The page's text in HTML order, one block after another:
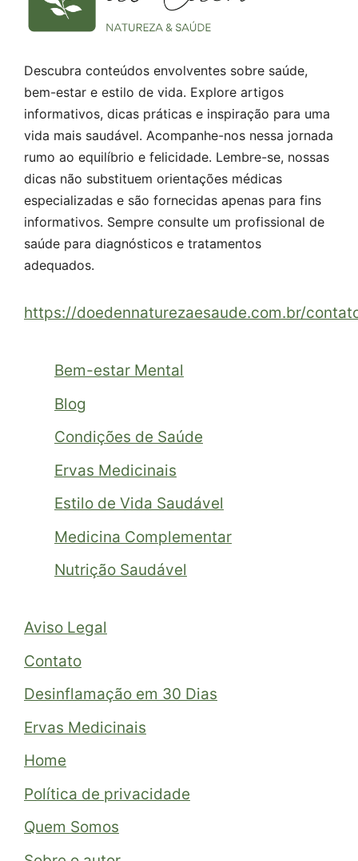
Descubra conteúdos envolventes sobre saúde,
bem-estar e estilo de vida. Explore artigos
informativos, dicas práticas e inspiração para uma
vida mais saudável. Acompanhe-nos nessa jornada
rumo ao equilíbrio e felicidade. Lembre-se, nossas
dicas não substituem orientações médicas
especializadas e são fornecidas apenas para fins
informativos. Sempre consulte um profissional de
saúde para diagnósticos e tratamentos
adequados.
https://doedennaturezaesaude.com.br/
Bem-estar Mental
Blog
Condições de Saúde
Ervas Medicinais
Estilo de Vida Saudável
Medicina Complementar
Nutrição Saudável
Aviso Legal
Contato
Desinflamação em 30 Dias
Ervas Medicinais
Home
Política de privacidade
Quem Somos